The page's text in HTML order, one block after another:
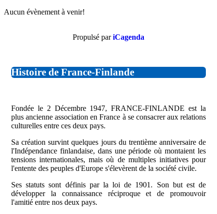
Aucun évènement à venir!
Propulsé pariCagenda
Histoire de France-Finlande
Fondée le 2 Décembre 1947, FRANCE-FINLANDE est la
plus ancienne association en France à se consacrer aux relations
culturelles entre ces deux pays.
Sa création survint quelques jours du trentième anniversaire de
l'Indépendance finlandaise, dans une période où montaient les
tensions internationales, mais où de multiples initiatives pour
l'entente des peuples d'Europe s'élevèrent de la société civile.
Ses statuts sont définis par la loi de 1901. Son but est de
développer la connaissance réciproque et de promouvoir
l'amitié entre nos deux pays.